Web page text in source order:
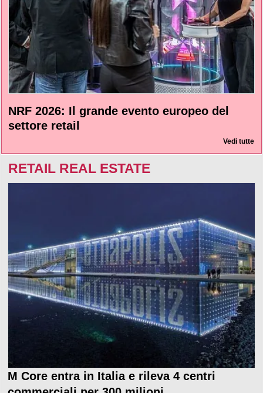
NRF 2026: Il grande evento europeo del
settore retail
Vedi tutte
RETAIL REAL ESTATE
M Core entra in Italia e rileva 4 centri